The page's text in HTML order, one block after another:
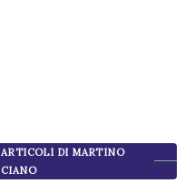
ARTICOLI DI MARTINO
CIANO